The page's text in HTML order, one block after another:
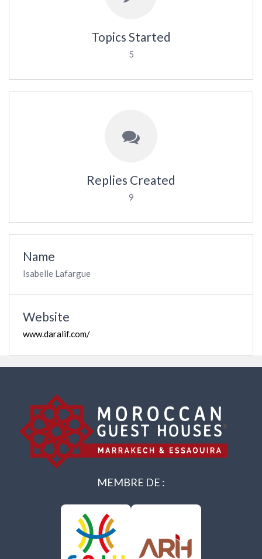
Topics Started
5
Replies Created
9
Name
Isabelle Lafargue
Website
www.daralif.com/
MEMBRE DE :